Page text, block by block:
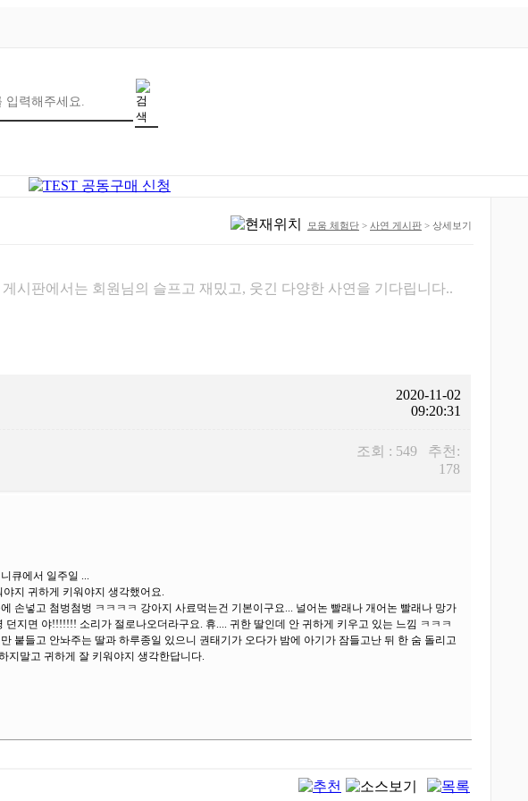
모움 체험단 > 사연 게시판 > 상세보기
시판에서는 회원님의 슬프고 재밌고, 웃긴 다양한 사연을 기다립니다..
2020-11-02
09:20:31
조회 : 549 추천:
178
큐에서 일주일 ...
지 귀하게 키워야지 생각했어요.
손넣고 첨벙첨벙 ㅋㅋㅋㅋ 강아지 사료먹는건 기본이구요... 널어논 빨래나 개어논 빨래나 망가
지면 야!!!!!!! 소리가 절로나오더라구요. 휴.... 귀한 딸인데 안 귀하게 키우고 있는 느낌 ㅋㅋㅋ
붙들고 안놔주는 딸과 하루종일 있으니 권태기가 오다가 밤에 아기가 잠들고난 뒤 한 숨 돌리고
지말고 귀하게 잘 키워야지 생각한답니다.